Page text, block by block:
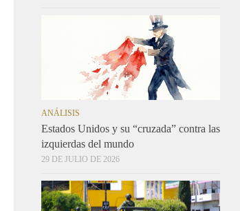
ANÁLISIS
Estados Unidos y su “cruzada” contra las
izquierdas del mundo
29 DE JULIO DE 2026